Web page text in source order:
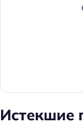
Истекшие